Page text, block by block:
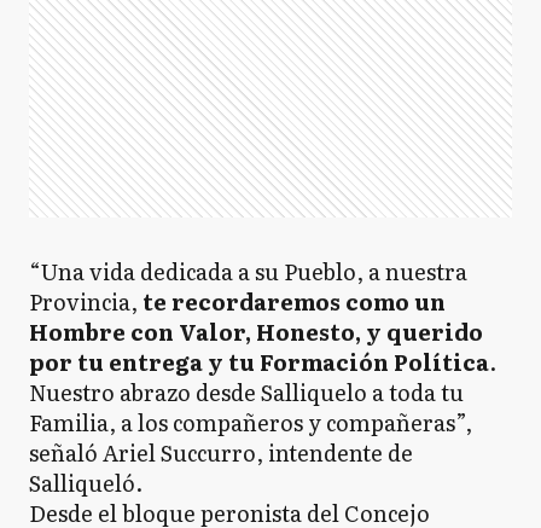
“Una vida dedicada a su Pueblo, a nuestra
Provincia, te recordaremos como un
Hombre con Valor, Honesto, y querido
por tu entrega y tu Formación Política.
Nuestro abrazo desde Salliquelo a toda tu
Familia, a los compañeros y compañeras”,
señaló Ariel Succurro, intendente de
Salliqueló.
Desde el bloque peronista del Concejo